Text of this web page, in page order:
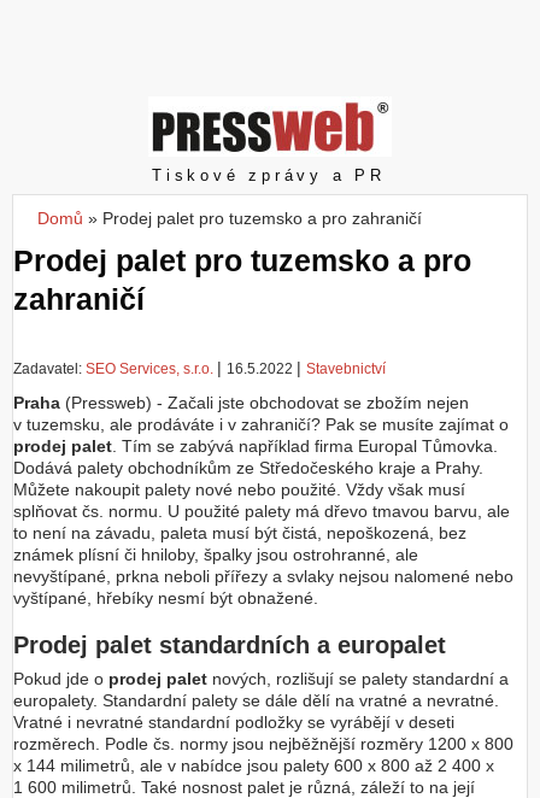
č
t
Pressweb
Tiskové zprávy a PR
Jste zde
Domů » Prodej palet pro tuzemsko a pro zahraničí
Prodej palet pro tuzemsko a pro
zahraničí
Zadavatel: SEO Services, s.r.o. | 16.5.2022 | Stavebnictví
Praha (Pressweb) - Začali jste obchodovat se zbožím nejen
v tuzemsku, ale prodáváte i v zahraničí? Pak se musíte zajímat o
prodej palet . Tím se zabývá například firma Europal Tůmovka.
Dodává palety obchodníkům ze Středočeského kraje a Prahy.
Můžete nakoupit palety nové nebo použité. Vždy však musí
splňovat čs. normu. U použité palety má dřevo tmavou barvu, ale
to není na závadu, paleta musí být čistá, nepoškozená, bez
známek plísní či hniloby, špalky jsou ostrohranné, ale
nevyštípané, prkna neboli přířezy a svlaky nejsou nalomené nebo
vyštípané, hřebíky nesmí být obnažené.
Prodej palet standardních a europalet
Pokud jde o prodej palet nových, rozlišují se palety standardní a
europalety. Standardní palety se dále dělí na vratné a nevratné.
Vratné i nevratné standardní podložky se vyrábějí v deseti
rozměrech. Podle čs. normy jsou nejběžnější rozměry 1200 x 800
x 144 milimetrů, ale v nabídce jsou palety 600 x 800 až 2 400 x
1 600 milimetrů. Také nosnost palet je různá, záleží to na její